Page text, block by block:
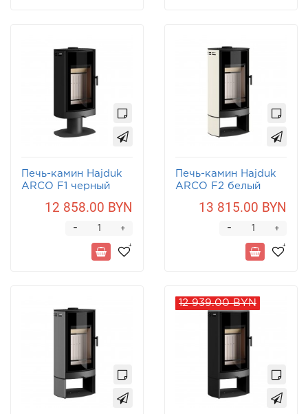
Печь-камин Hajduk
ARCO F1 черный
12 858.00 BYN
+
-
Печь-камин Hajduk
ARCO F2 белый
13 815.00 BYN
+
-
12 939.00 BYN